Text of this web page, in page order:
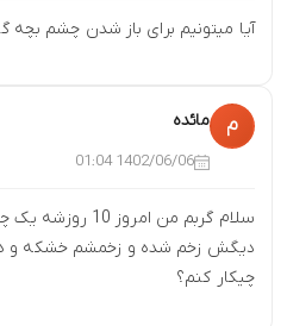
آیا میتونیم برای باز شدن چشم بچه
م مائده
1402/06/06 01:04
سلام گربم من
دیگش زخم شده و زخمشم خشکه و
چیکار کنم؟